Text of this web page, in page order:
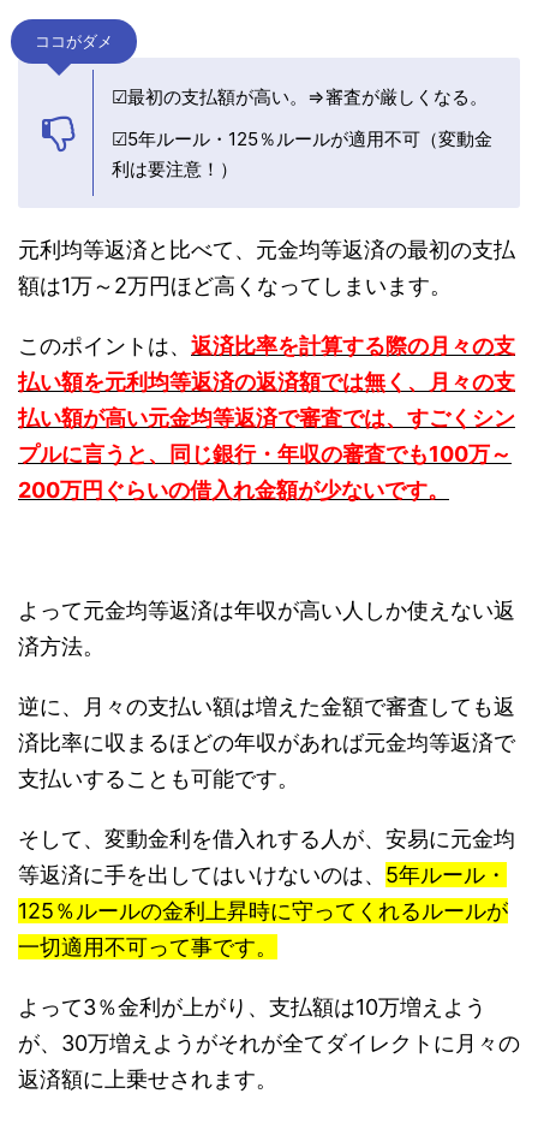
ココがダメ
☑最初の支払額が高い。⇒審査が厳しくなる。
☑5年ルール・125％ルールが適用不可（変動金
利は要注意！）
元利均等返済と比べて、元金均等返済の最初の支払
額は1万～2万円ほど高くなってしまいます。
このポイントは、 返済比率を計算する際の月々の支
払い額を元利均等返済の返済額では無く、月々の支
払い額が高い元金均等返済で審査では、すごくシン
プルに言うと、同じ銀行・年収の審査でも100万～
200万円ぐらいの借入れ金額が少ないです。
よって元金均等返済は年収が高い人しか使えない返
済方法。
逆に、月々の支払い額は増えた金額で審査しても返
済比率に収まるほどの年収があれば元金均等返済で
支払いすることも可能です。
そして、変動金利を借入れする人が、安易に元金均
等返済に手を出してはいけないのは、 5年ルール・
125％ルールの金利上昇時に守ってくれるルールが
一切適用不可って事です。
よって3％金利が上がり、支払額は10万増えよう
が、30万増えようがそれが全てダイレクトに月々の
返済額に上乗せされます。